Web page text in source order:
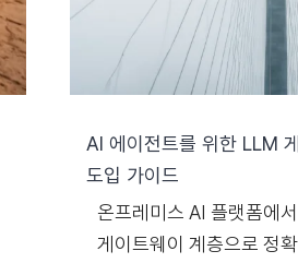
AI 에이전트를 위한 LLM
도입 가이드
온프레미스 AI 플랫폼에
게이트웨이 계층으로 정